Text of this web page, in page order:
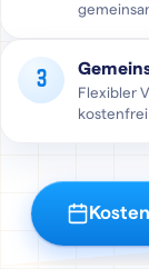
100 %
Klare
3
Flexibler